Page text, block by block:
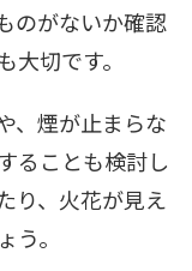
のがないか確認
切です。
、煙が止まらな
ることも検討し
り、火花が見え
。